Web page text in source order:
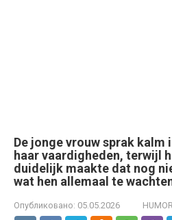
De jonge vrouw sprak kalm
haar vaardigheden, terwijl
duidelijk maakte dat nog
wat hen allemaal te
Опубликовано: 05.05.2026